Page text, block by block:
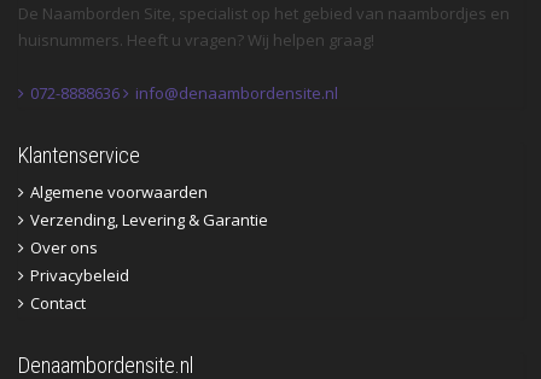
De Naamborden Site, specialist op het gebied van naambordjes en
huisnummers. Heeft u vragen? Wij helpen graag!
072-8888636 info@denaambordensite.nl
Klantenservice
Algemene voorwaarden
Verzending, Levering & Garantie
Over ons
Privacybeleid
Contact
Denaambordensite.nl